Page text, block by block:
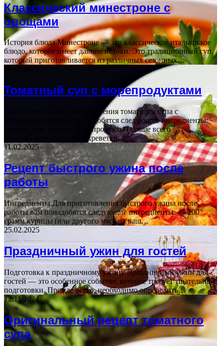
Классический минестроне с
овощами
История блюда Минестроне — это классическое итальянское
блюдо, которое имеет давние истоки. Это традиционный суп,
который приготавливается из различных сезонных…
Томатный суп с морепродуктами
Ингредиенты Для приготовления томатного супа с
морепродуктами вам понадобятся следующие ингредиенты:
томаты, лук, чеснок, морепродукты (лучше всего
использовать кальмары, креветки…
11.02.2025
Рецепт быстрого ужина после
работы
Ингредиенты Для приготовления быстрого ужина после
работы вам понадобятся следующие ингредиенты: — 200
грамм курицы (или другого мяса на ваш…
25.02.2025
Праздничный ужин для гостей
Подготовка к праздничному ужину Праздничный ужин для
гостей — это особенное событие, которое требует тщательной
подготовки. Прежде всего, необходимо определить…
12.11.2024
Оригинальный рецепт томатного
супа